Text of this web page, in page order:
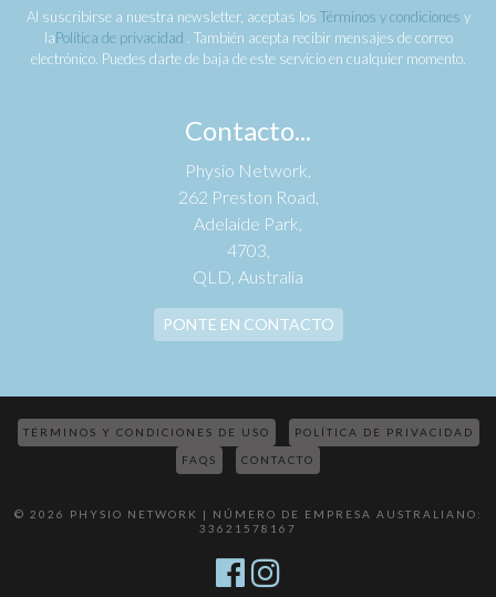
Al suscribirse a nuestra newsletter, aceptas los Términos y condiciones y
laPolítica de privacidad
. También acepta recibir mensajes de correo
electrónico. Puedes darte de baja de este servicio en cualquier momento.
Contacto...
Physio Network,
262 Preston Road,
Adelaide Park,
4703,
QLD, Australia
PONTE EN CONTACTO
TÉRMINOS Y CONDICIONES DE USO POLÍTICA DE PRIVACIDAD
FAQS CONTACTO
© 2026 PHYSIO NETWORK | NÚMERO DE EMPRESA AUSTRALIANO:
33621578167